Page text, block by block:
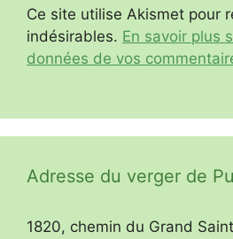
Ce site utilise Akismet pour
indésirables. En savoir plus
données de vos
Adresse du verger de
1820, chemin du Grand